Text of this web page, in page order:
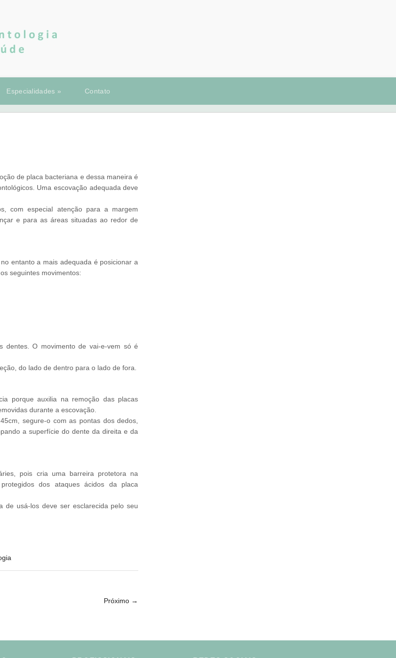
Especialidades » Contato
de placa bacteriana e dessa maneira é
Uma escovação adequada deve
com especial atenção para a margem
e para as áreas situadas ao redor de
entanto a mais adequada é posicionar a
seguintes movimentos:
dentes. O movimento de vai-e-vem só é
do lado de dentro para o lado de fora.
porque auxilia na remoção das placas
durante a escovação.
segure-o com as pontas dos dedos,
a superfície do dente da direita e da
pois cria uma barreira protetora na
dos ataques ácidos da placa
de usá-los deve ser esclarecida pelo seu
Próximo →